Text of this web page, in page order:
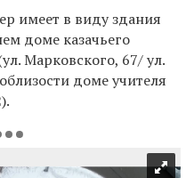
имеет в виду здания
доме казачьего
Марковского, 67/ ул.
доме учителя